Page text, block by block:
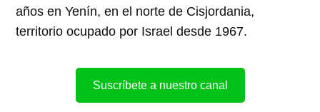
años en Yenín, en el norte de Cisjordania,
territorio ocupado por Israel desde 1967.
Suscríbete a nuestro canal